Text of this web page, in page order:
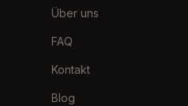
Über uns
FAQ
Kontakt
Blog